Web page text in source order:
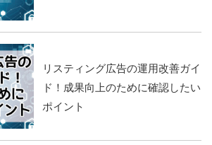
リスティング広告の運用改善ガイ
ド！成果向上のために確認したい
ポイント